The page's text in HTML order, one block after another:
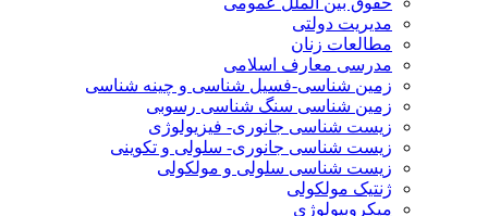
مدیریت دولتی
مطالعات زنان
مدرسی معارف اسلامی
زمین شناسی-فسیل شناسی و چینه شناسی
زمین شناسی سنگ شناسی رسوبی
زیست شناسی جانوری- فیزیولوژی
زیست شناسی جانوری- سلولی و تکوینی
زیست شناسی سلولی و مولکولی
ژنتیک مولکولی
میکروبیولوژی